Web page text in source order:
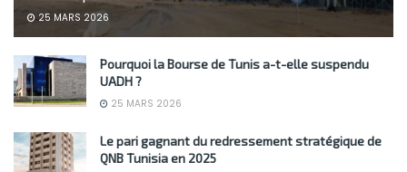
25 MARS 2026
Pourquoi la Bourse de Tunis a-t-elle suspendu
UADH ?
25 MARS 2026
Le pari gagnant du redressement stratégique de
QNB Tunisia en 2025